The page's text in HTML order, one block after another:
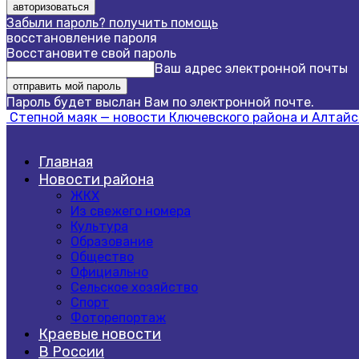
Забыли пароль? получить помощь
восстановление пароля
Восстановите свой пароль
Ваш адрес электронной почты
Пароль будет выслан Вам по электронной почте.
Степной маяк — новости Ключевского района и
Главная
Новости района
ЖКХ
Из свежего номера
Культура
Образование
Общество
Официально
Сельское хозяйство
Спорт
Фоторепортаж
Краевые новости
В России